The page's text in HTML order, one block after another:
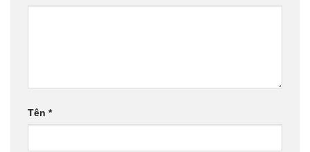
Tên *